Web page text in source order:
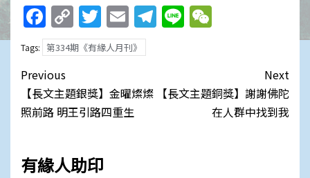
Facebook
Copy
Link
Twitter
EmailTelegram
Line
Tags: 第334期《有緣人月刊》
Post
navigation
Previous
【長文主題銀獎】金曜燦燦
照前路 明王引路四重生
Next
【長文主題銅獎】謝謝佛陀
在人群中找到我
有緣人助印